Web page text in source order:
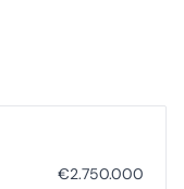
€2.750.000